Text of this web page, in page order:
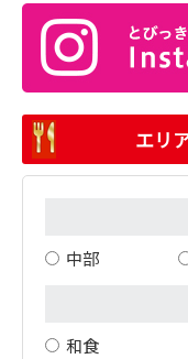
エリ
中部
和食